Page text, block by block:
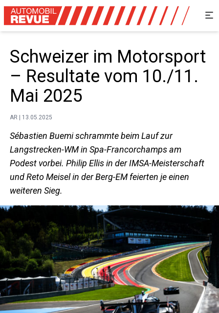
Schweizer im Motorsport
– Resultate vom 10./11.
Mai 2025
AR | 13.05.2025
Sébastien Buemi schrammte beim Lauf zur
Langstrecken-WM in Spa-Francorchamps am
Podest vorbei. Philip Ellis in der IMSA-Meisterschaft
und Reto Meisel in der Berg-EM feierten je einen
weiteren Sieg.